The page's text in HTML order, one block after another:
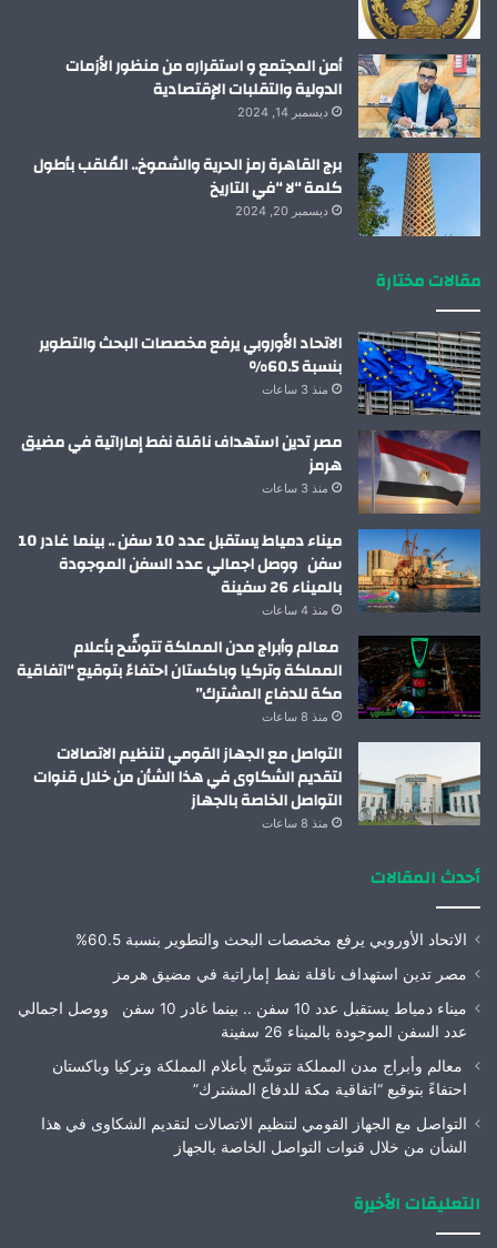
أمن المجتمع و استقراره من منظور الأزمات
الدولية والتقلبات الإقتصادية
ديسمبر 14, 2024
برج القاهرة رمز الحرية والشموخ.. المُلقب بأطول
كلمة “لا “في التاريخ
ديسمبر 20, 2024
مقالات مختارة
الاتحاد الأوروبي يرفع مخصصات البحث والتطوير
بنسبة 60.5%
منذ 3 ساعات
مصر تدين استهداف ناقلة نفط إماراتية في مضيق
هرمز
منذ 3 ساعات
ميناء دمياط يستقبل عدد 10 سفن .. بينما غادر 10
سفن ووصل اجمالي عدد السفن الموجودة
بالميناء 26 سفينة
منذ 4 ساعات
معالم وأبراج مدن المملكة تتوشّح بأعلام
المملكة وتركيا وباكستان احتفاءً بتوقيع “اتفاقية
مكة للدفاع المشترك”
منذ 8 ساعات
التواصل مع الجهاز القومي لتنظيم الاتصالات
لتقديم الشكاوى في هذا الشأن من خلال قنوات
التواصل الخاصة بالجهاز
منذ 8 ساعات
أحدث المقالات
الاتحاد الأوروبي يرفع مخصصات البحث والتطوير بنسبة 60.5%
مصر تدين استهداف ناقلة نفط إماراتية في مضيق هرمز
ميناء دمياط يستقبل عدد 10 سفن .. بينما غادر 10 سفن ووصل اجمالي
عدد السفن الموجودة بالميناء 26 سفينة
معالم وأبراج مدن المملكة تتوشّح بأعلام المملكة وتركيا وباكستان
احتفاءً بتوقيع “اتفاقية مكة للدفاع المشترك”
التواصل مع الجهاز القومي لتنظيم الاتصالات لتقديم الشكاوى في هذا
الشأن من خلال قنوات التواصل الخاصة بالجهاز
التعليقات الأخيرة